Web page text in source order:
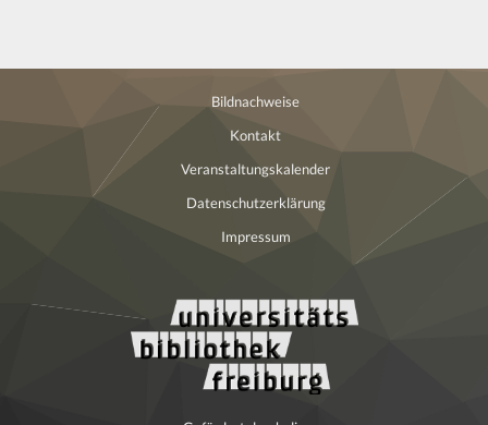
Bildnachweise
Kontakt
Veranstaltungskalender
Datenschutzerklärung
Impressum